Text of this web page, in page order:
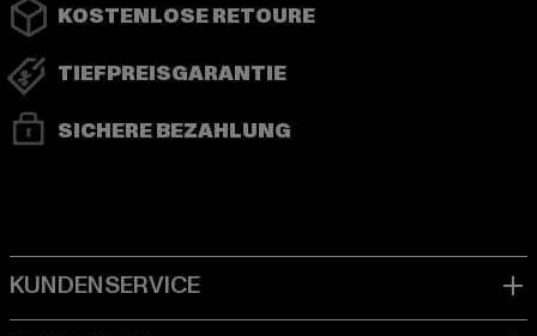
KOSTENLOSE RETOURE
TIEFPREISGARANTIE
SICHERE BEZAHLUNG